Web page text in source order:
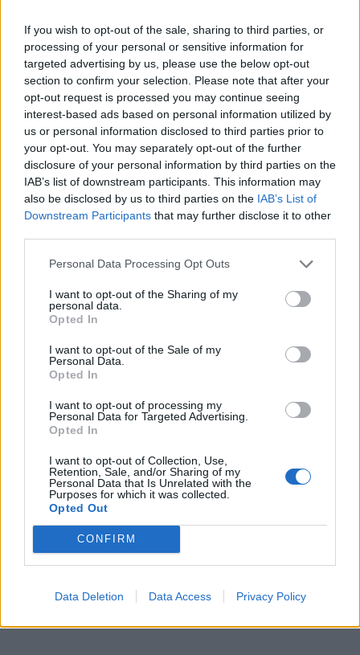
If you wish to opt-out of the sale, sharing to third parties, or
processing of your personal or sensitive information for
targeted advertising by us, please use the below opt-out
section to confirm your selection. Please note that after your
opt-out request is processed you may continue seeing
interest-based ads based on personal information utilized by
us or personal information disclosed to third parties prior to
your opt-out. You may separately opt-out of the further
disclosure of your personal information by third parties on the
IAB’s list of downstream participants. This information may
also be disclosed by us to third parties on the IAB’s List of
Downstream Participants that may further disclose it to other
Personal Data Processing Opt Outs
I want to opt-out of the Sharing of my
personal data.
Opted In
I want to opt-out of the Sale of my
Personal Data.
Opted In
I want to opt-out of processing my
Personal Data for Targeted Advertising.
Opted In
I want to opt-out of Collection, Use,
Retention, Sale, and/or Sharing of my
Personal Data that Is Unrelated with the
Purposes for which it was collected.
Opted Out
CONFIRM
Data Deletion Data Access Privacy Policy